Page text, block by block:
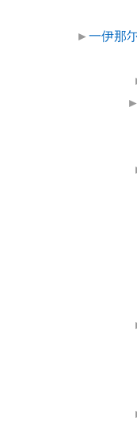
►一伊那
►